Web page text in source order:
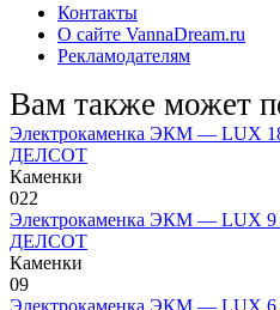
Контакты
О сайте VannaDream.ru
Рекламодателям
Вам также может
Электрокаменка ЭКМ — LUX
ДЕЛСОТ
Каменки
022
Электрокаменка ЭКМ — LUX 9
ДЕЛСОТ
Каменки
09
Электрокаменка ЭКМ — LUX 6